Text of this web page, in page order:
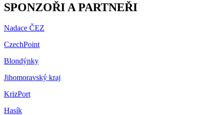
SPONZOŘI A PARTNEŘI
Nadace ČEZ
CzechPoint
Blondýnky
Jihomoravský kraj
KrizPort
Hasík